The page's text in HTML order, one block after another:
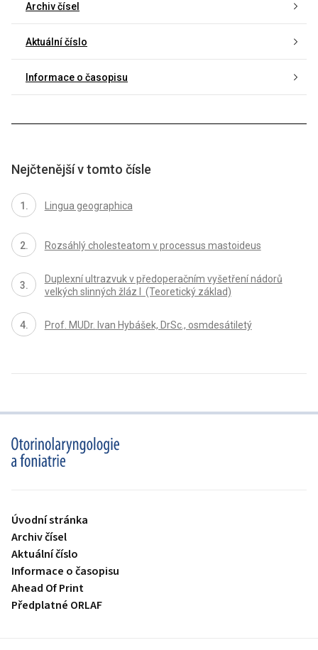
Archiv čísel
Aktuální číslo
Informace o časopisu
Nejčtenější v tomto čísle
Lingua geographica
Rozsáhlý cholesteatom v processus mastoideus
Duplexní ultrazvuk v předoperačním vyšetření nádorů
velkých slinných žláz I (Teoretický základ)
Prof. MUDr. Ivan Hybášek, DrSc., osmdesátiletý
proLékaře.cz
Úvodní stránka
Archiv čísel
Aktuální číslo
Informace o časopisu
Ahead Of Print
Předplatné ORLAF